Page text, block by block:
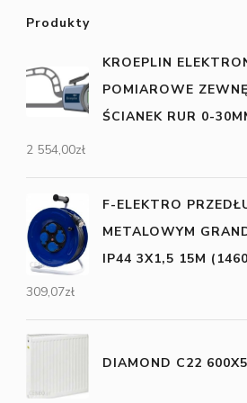
Produkty
KROEPLIN
POMIAROWE
ŚCIANEK RUR 0-
2 554,00zł
F-ELEKTRO
METALOWYM
IP44 3X1,5 15M
309,07zł
DIAMOND C22